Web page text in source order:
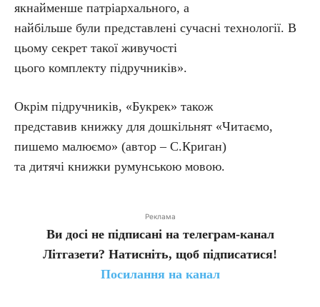
якнайменше патріархального, а
найбільше були представлені сучасні технології. В
цьому секрет такої живучості
цього комплекту підручників».
Окрім підручників, «Букрек» також
представив книжку для дошкільнят «Читаємо,
пишемо малюємо» (автор – С.Криган)
та дитячі книжки румунською мовою.
Реклама
Ви досі не підписані на телеграм-канал
Літгазети? Натисніть, щоб підписатися!
Посилання на канал